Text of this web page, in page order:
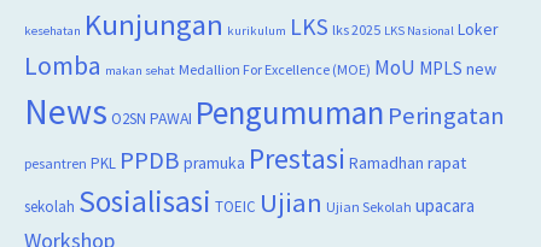
kesehatan Kunjungan kurikulum LKS lks 2025 LKS Nasional Loker
Lomba makan sehat Medallion For Excellence (MOE) MoU MPLS new
News O2SN PAWAI Pengumuman Peringatan
pesantren PKL PPDB pramuka Prestasi Ramadhan rapat
sekolah Sosialisasi TOEIC Ujian Ujian Sekolah upacara
Workshop